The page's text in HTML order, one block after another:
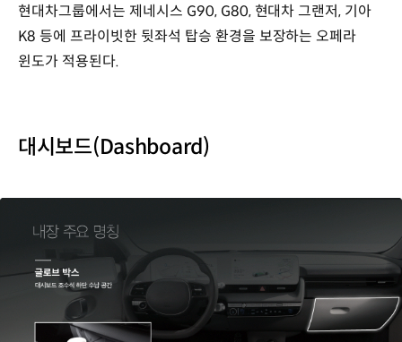
현대차그룹에서는 제네시스 G90, G80, 현대차 그랜저, 기아
K8 등에 프라이빗한 뒷좌석 탑승 환경을 보장하는 오페라
윈도가 적용된다.
대시보드(Dashboard)